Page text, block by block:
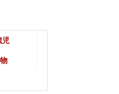
児